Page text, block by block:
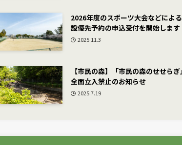
2026年度のスポーツ大会などによ
設優先予約の申込受付を開始します
2025.11.3
【市民の森】「市民の森のせせらぎ」
全面立入禁止のお知らせ
2025.7.19